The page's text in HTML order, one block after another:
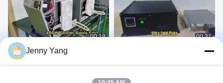
00:19
300 W thermoelektrischer
Umlaufflüssigkeitskühler
00:31
Jenny Yang